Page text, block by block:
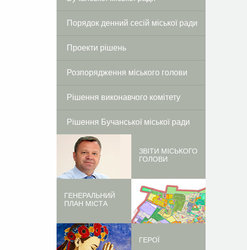
Порядок денний сесій міської ради
Проекти рішень
Розпорядження міського голови
Рішення виконавчого комітету
Рішення Бучанської міської ради
ЗВІТИ МІСЬКОГО
ГОЛОВИ
ГЕНЕРАЛЬНИЙ
ПЛАН МІСТА
ГЕРОЇ